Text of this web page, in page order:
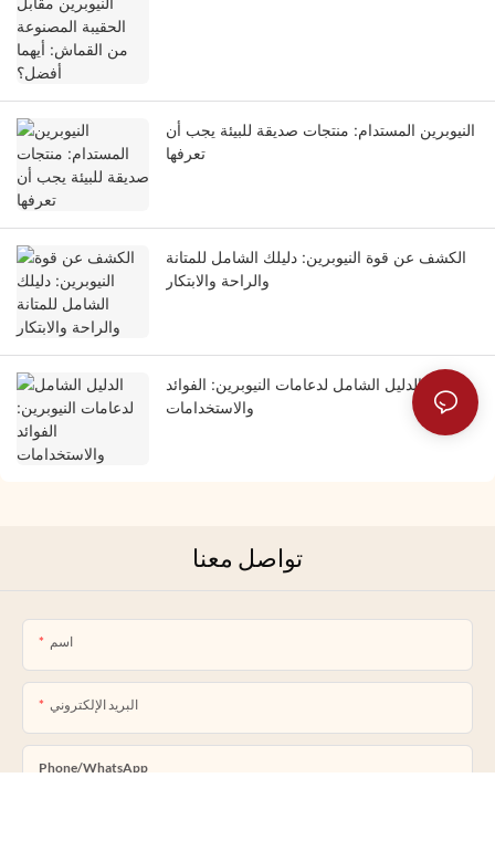
النيوبرين المستدام: منتجات صديقة للبيئة يجب أن
تعرفها
الكشف عن قوة النيوبرين: دليلك الشامل للمتانة
والراحة والابتكار
الدليل الشامل لدعامات النيوبرين: الفوائد
والاستخدامات
تواصل معنا
اسم
البريد الإلكتروني
Phone/whatsApp